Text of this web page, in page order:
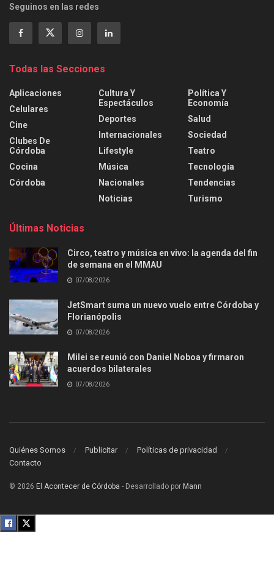
Seguinos en las redes
Todas las Secciones
Aplicaciones
Celulares
Cine
Clubes De
Córdoba
Cocina
Córdoba
Cultura Y
Espectáculos
Deportes
Internacionales
Lifestyle
Música
Nacionales
Noticias
Política Y
Economía
Salud
Sociedad
Teatro
Tecnología
Tendencias
Turismo
Últimas Noticias
Circo, teatro y música en vivo: la agenda del fin
de semana en el MMAU
07/08/2026
JetSmart suma un nuevo vuelo entre Córdoba y
Florianópolis
07/08/2026
Milei se reunió con Daniel Noboa y firmaron
acuerdos bilaterales
07/08/2026
Quiénes Somos Publicitar
Políticas de privacidad
Contacto
© 2026 El Acontecer de Córdoba - Desarrollado por Mann